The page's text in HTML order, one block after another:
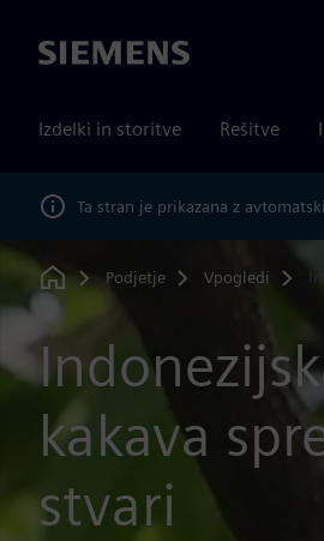
Siemens
Izdelki in storitve Rešitve
Ta stran je prikazana z
Home
Podjetje Vpogledi
kakava
stvari